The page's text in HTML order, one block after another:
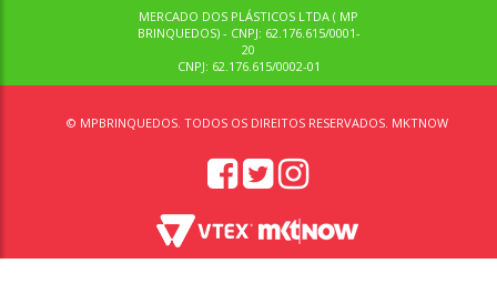
MERCADO DOS PLÁSTICOS LTDA ( MP
BRINQUEDOS) - CNPJ: 62.176.615/0001-
20
CNPJ: 62.176.615/0002-01
© MPBRINQUEDOS. TODOS OS DIREITOS RESERVADOS. MKTNOW